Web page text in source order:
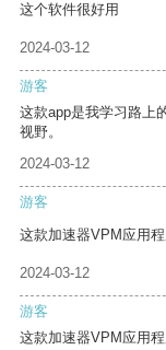
这个软件很好用
2024-03-12
游客
这款app是我学习路上
视野。
2024-03-12
游客
这款加速器VPM应用
2024-03-12
游客
这款加速器VPM应用